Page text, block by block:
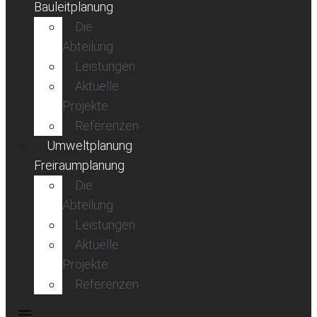
Bauleitplanung
Die
Abteilung
Leistungen
Aktuelle
Projekte
Referenzen
Umweltplanung
Freiraumplanung
Die
Abteilung
Leistungen
Aktuelle
Projekte
Referenzen